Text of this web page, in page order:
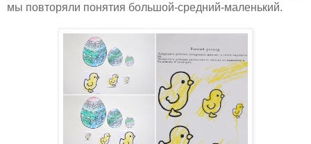
мы повторяли понятия большой-средний-маленький.